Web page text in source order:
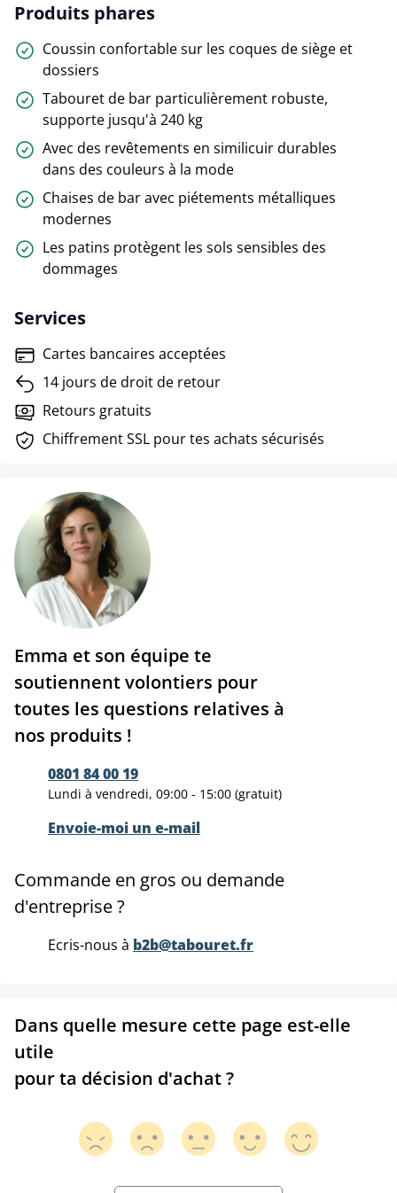
Produits phares
Coussin confortable sur les coques de siège et
dossiers
Tabouret de bar particulièrement robuste,
supporte jusqu'à 240 kg
Avec des revêtements en similicuir durables
dans des couleurs à la mode
Chaises de bar avec piétements métalliques
modernes
Les patins protègent les sols sensibles des
dommages
Services
Cartes bancaires acceptées
14 jours de droit de retour
Retours gratuits
Chiffrement SSL pour tes achats sécurisés
Emma et son équipe te
soutiennent volontiers pour
toutes les questions relatives à
nos produits !
0801 84 00 19
Lundi à vendredi, 09:00 - 15:00 (gratuit)
Envoie-moi un e-mail
Commande en gros ou demande
d'entreprise ?
Ecris-nous à b2b@tabouret.fr
Dans quelle mesure cette page est-elle
utile
pour ta décision d'achat ?